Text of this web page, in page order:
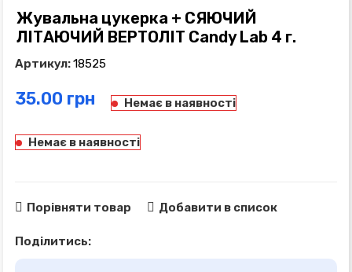
Жувальна цукерка + СЯЮЧИЙ
ЛІТАЮЧИЙ ВЕРТОЛІТ Candy Lab 4 г.
Артикул:18525
грн Немає в наявності
Немає в наявності
Порівняти товар Добавити в список
Поділитись: